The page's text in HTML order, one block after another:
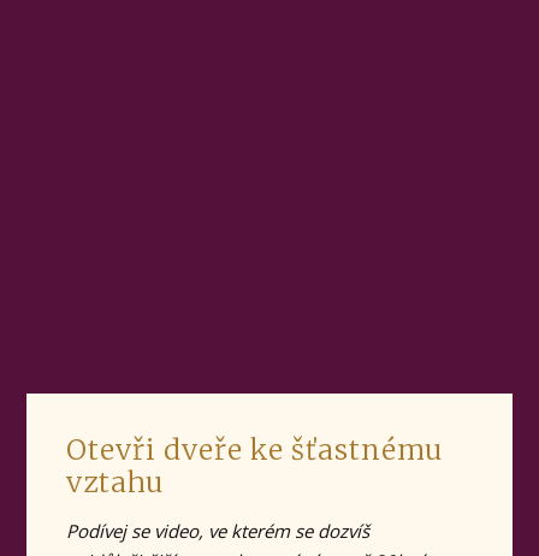
Otevři dveře ke šťastnému
vztahu
Podívej se video, ve kterém se dozvíš